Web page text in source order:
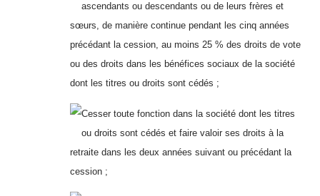
ascendants ou descendants ou de leurs frères et
sœurs, de manière continue pendant les cinq années
précédant la cession, au moins 25 % des droits de vote
ou des droits dans les bénéfices sociaux de la société
dont les titres ou droits sont cédés ;
Cesser toute fonction dans la société dont les titres
ou droits sont cédés et faire valoir ses droits à la
retraite dans les deux années suivant ou précédant la
cession ;